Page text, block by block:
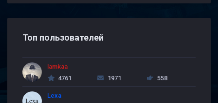
Топ пользователей
lamkaa
4761
1971 558
Lexa